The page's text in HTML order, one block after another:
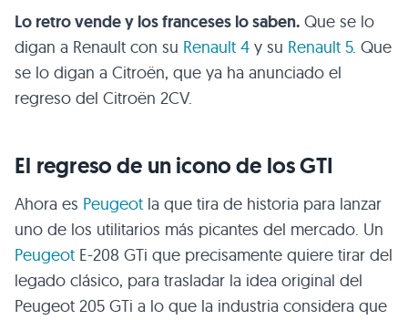
Lo retro vende y los franceses lo saben. Que se lo
digan a Renault con su Renault 4 y su Renault 5. Que
se lo digan a Citroën, que ya ha anunciado el
regreso del Citroën 2CV.
El regreso de un icono de los GTI
Ahora es Peugeot la que tira de historia para lanzar
uno de los utilitarios más picantes del mercado. Un
Peugeot E-208 GTi que precisamente quiere tirar del
legado clásico, para trasladar la idea original del
Peugeot 205 GTi a lo que la industria considera que